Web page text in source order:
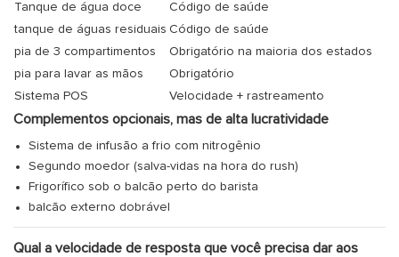
Tanque de água doce
Código de saúde
tanque de águas residuais Código de saúde
pia de 3 compartimentos
Obrigatório na maioria dos estados
pia para lavar as mãos
Obrigatório
Sistema POS
Velocidade + rastreamento
Complementos opcionais, mas de alta lucratividade
Sistema de infusão a frio com nitrogênio
Segundo moedor (salva-vidas na hora do rush)
Frigorífico sob o balcão perto do barista
balcão externo dobrável
Qual a velocidade de resposta que você precisa dar aos